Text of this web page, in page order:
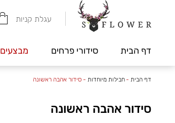
עגלת קניות
דף הבית סידורי פרחים מבצעים
דף הבית -חבילות מיוחדות - סידור אהבה ראשונה
סידור אהבה ראשונה